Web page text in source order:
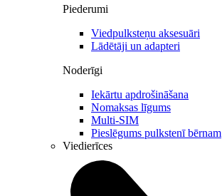
Piederumi
Viedpulksteņu aksesuāri
Lādētāji un adapteri
Noderīgi
Iekārtu apdrošināšana
Nomaksas līgums
Multi-SIM
Pieslēgums pulkstenī bērnam
Viedierīces